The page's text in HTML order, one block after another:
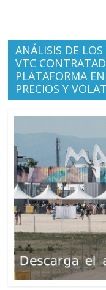
ANÁLISIS DE LOS
VTC
PLATAFORMA
PRECIOS Y